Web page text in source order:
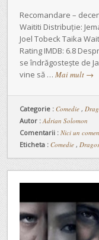
Recomandare –
Waititi Distribuție:
Joel Tobeck Taika
Rating IMDB: 6.8
se îndrăgostește de
vine să … Mai mult →
Categorie : Comedie ,
Autor : Adrian Solomon
Comentarii : Nici un
Eticheta : Comedie ,